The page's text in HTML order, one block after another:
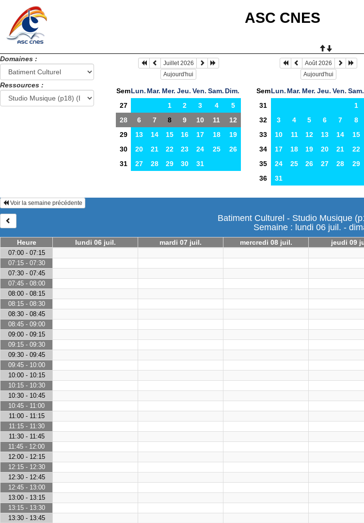
ASC CNES
Domaines :
Ressources :
Juillet 2026
Aujourd'hui
SemLun. Mar. Mer. Jeu. Ven. Sam. Dim.
27
1 2 3 4
5
28
6 7 8 9 10 11
12
29
13 14 15 16 17 18
19
30
20 21 22 23 24 25
26
31
27 28 29 30 31
Août 2026
Aujourd'hui
SemLun. Mar. Mer. Jeu. Ven. Sam.
31
1
32
3 4 5 6 7 8
33
10 11 12 13 14 15
34
17 18 19 20 21 22
35
24 25 26 27 28 29
36
31
Heure lundi 06 juil. mardi 07 juil. mercredi 08 juil. jeudi 09
Voir la semaine précédente
Batiment Culturel - Studio Musique
Semaine : lundi 06 juil. -
07:00 - 07:15
07:15 - 07:30
07:30 - 07:45
07:45 - 08:00
08:00 - 08:15
08:15 - 08:30
08:30 - 08:45
08:45 - 09:00
09:00 - 09:15
09:15 - 09:30
09:30 - 09:45
09:45 - 10:00
10:00 - 10:15
10:15 - 10:30
10:30 - 10:45
10:45 - 11:00
11:00 - 11:15
11:15 - 11:30
11:30 - 11:45
11:45 - 12:00
12:00 - 12:15
12:15 - 12:30
12:30 - 12:45
12:45 - 13:00
13:00 - 13:15
13:15 - 13:30
13:30 - 13:45